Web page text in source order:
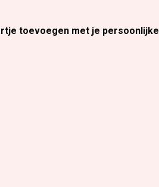
toevoegen met je persoonlijke